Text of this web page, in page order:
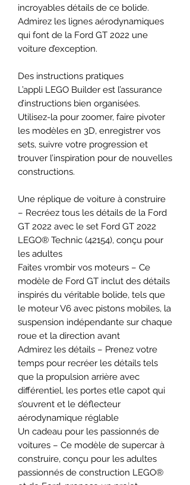
incroyables détails de ce bolide.
Admirez les lignes aérodynamiques
qui font de la Ford GT 2022 une
voiture d’exception.
Des instructions pratiques
L’appli LEGO Builder est l’assurance
d’instructions bien organisées.
Utilisez-la pour zoomer, faire pivoter
les modèles en 3D, enregistrer vos
sets, suivre votre progression et
trouver l’inspiration pour de nouvelles
constructions.
Une réplique de voiture à construire
– Recréez tous les détails de la Ford
GT 2022 avec le set Ford GT 2022
LEGO® Technic (42154), conçu pour
les adultes
Faites vrombir vos moteurs – Ce
modèle de Ford GT inclut des détails
inspirés du véritable bolide, tels que
le moteur V6 avec pistons mobiles, la
suspension indépendante sur chaque
roue et la direction avant
Admirez les détails – Prenez votre
temps pour recréer les détails tels
que la propulsion arrière avec
différentiel, les portes etle capot qui
s’ouvrent et le déflecteur
aérodynamique réglable
Un cadeau pour les passionnés de
voitures – Ce modèle de supercar à
construire, conçu pour les adultes
passionnés de construction LEGO®